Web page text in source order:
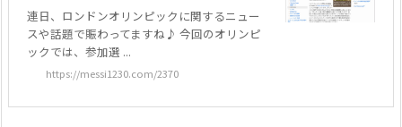
連日、ロンドンオリンピックに関するニュー
スや話題で賑わってますね♪ 今回のオリンピ
ックでは、参加選 ...
https://messi1230.com/2370